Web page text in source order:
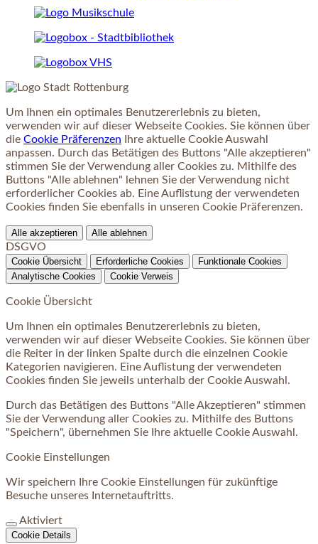
Um Ihnen ein optimales Benutzererlebnis zu bieten,
verwenden wir auf dieser Webseite Cookies. Sie können über
die Cookie Präferenzen Ihre aktuelle Cookie Auswahl
anpassen. Durch das Betätigen des Buttons "Alle akzeptieren"
stimmen Sie der Verwendung aller Cookies zu. Mithilfe des
Buttons "Alle ablehnen" lehnen Sie der Verwendung nicht
erforderlicher Cookies ab. Eine Auflistung der verwendeten
Cookies finden Sie ebenfalls in unseren Cookie Präferenzen.
Alle akzeptieren Alle ablehnen
DSGVO
Cookie Übersicht Erforderliche Cookies
Funktionale Cookies
Analytische Cookies
Cookie Verweis
Cookie Übersicht
Um Ihnen ein optimales Benutzererlebnis zu bieten,
verwenden wir auf dieser Webseite Cookies. Sie können über
die Reiter in der linken Spalte durch die einzelnen Cookie
Kategorien navigieren. Eine Auflistung der verwendeten
Cookies finden Sie jeweils unterhalb der Cookie Auswahl.
Durch das Betätigen des Buttons "Alle Akzeptieren" stimmen
Sie der Verwendung aller Cookies zu. Mithilfe des Buttons
"Speichern", übernehmen Sie Ihre aktuelle Cookie Auswahl.
Cookie Einstellungen
Wir speichern Ihre Cookie Einstellungen für zukünftige
Besuche unseres Internetauftritts.
Aktiviert
Cookie Details